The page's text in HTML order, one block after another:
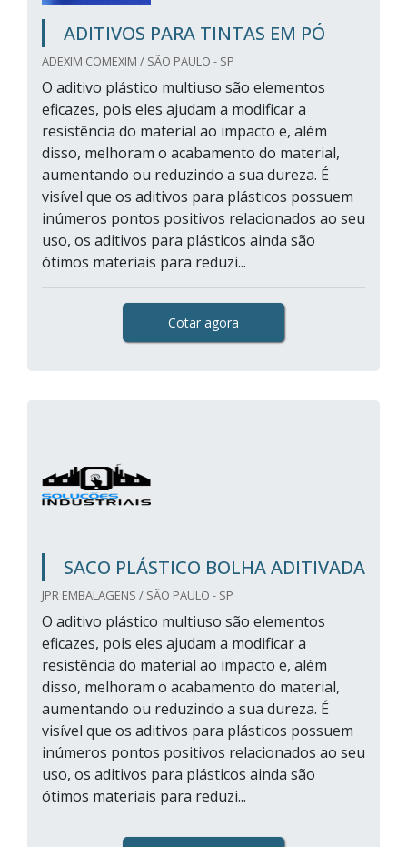
ADITIVOS PARA TINTAS EM PÓ
ADEXIM COMEXIM / SÃO PAULO - SP
O aditivo plástico multiuso são elementos
eficazes, pois eles ajudam a modificar a
resistência do material ao impacto e, além
disso, melhoram o acabamento do material,
aumentando ou reduzindo a sua dureza. É
visível que os aditivos para plásticos possuem
inúmeros pontos positivos relacionados ao seu
uso, os aditivos para plásticos ainda são
ótimos materiais para reduzi...
Cotar agora
SACO PLÁSTICO BOLHA ADITIVADA
JPR EMBALAGENS / SÃO PAULO - SP
O aditivo plástico multiuso são elementos
eficazes, pois eles ajudam a modificar a
resistência do material ao impacto e, além
disso, melhoram o acabamento do material,
aumentando ou reduzindo a sua dureza. É
visível que os aditivos para plásticos possuem
inúmeros pontos positivos relacionados ao seu
uso, os aditivos para plásticos ainda são
ótimos materiais para reduzi...